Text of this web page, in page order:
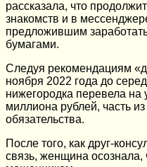
рассказала, что
знакомств и в
предложившим
бумагами.
Следуя рекомендациям
ноября 2022 года до
нижегородка перевела на
миллиона рублей, часть
обязательства.
После того, как друг-
связь, женщина осознала,